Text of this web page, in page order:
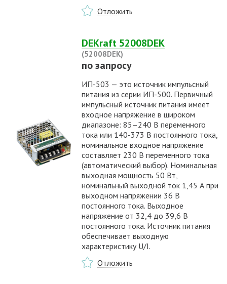
Отложить
DEKraft 52008DEK
(52008DEK)
по запросу
ИП-503 — это источник импульсный
питания из серии ИП-500. Первичный
импульсный источник питания имеет
входное напряжение в широком
диапазоне: 85–240 В переменного
тока или 140-373 В постоянного тока,
номинальное входное напряжение
составляет 230 В переменного тока
(автоматический выбор). Номинальная
выходная мощность 50 Вт,
номинальный выходной ток 1,45 А при
выходном напряжении 36 В
постоянного тока. Выходное
напряжение от 32,4 до 39,6 В
постоянного тока. Источник питания
обеспечивает выходную
характеристику U/I.
Отложить